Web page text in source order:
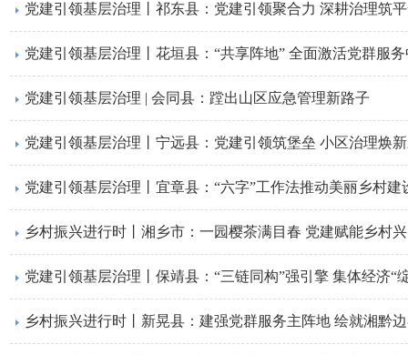
党建引领基层治理丨祁东县：党建引领聚合力 深耕治理筑
党建引领基层治理丨花垣县：“共享阵地” 全面激活党群服
党建引领基层治理 | 会同县：蹚出山区应急管理新路子
党建引领基层治理丨宁远县：党建引领筑堡垒 小区治理焕
党建引领基层治理丨宜章县：“六字”工作法推动美丽乡村建
乡村振兴进行时丨湘乡市：一园樱茶满目春 党建赋能乡村兴
党建引领基层治理丨保靖县：“三链同构”强引擎 集体经济“
乡村振兴进行时丨新晃县：建强党群服务主阵地 绘就湘黔